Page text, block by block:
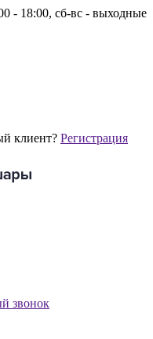
- 18:00, сб-вс - выходные
клиент? Регистрация
звонок